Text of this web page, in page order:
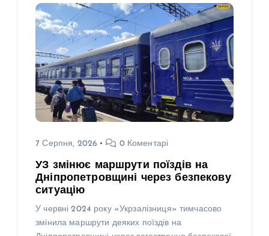
7 Серпня, 2026 0 Коментарі
УЗ змінює маршрути поїздів на
Дніпропетровщині через безпекову
ситуацію
У червні 2024 року «Укрзалізниця» тимчасово
змінила маршрути деяких поїздів на